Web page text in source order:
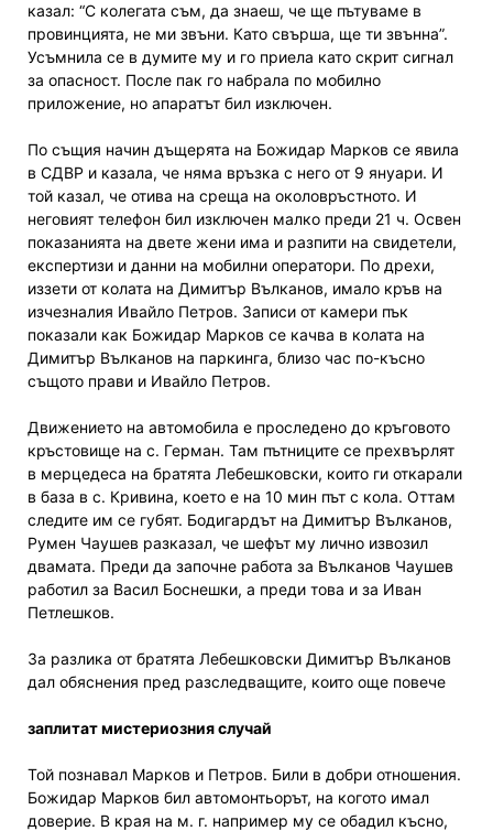
казал: “С колегата съм, да знаеш, че ще пътуваме в
провинцията, не ми звъни. Като свърша, ще ти звънна”.
Усъмнила се в думите му и го приела като скрит сигнал
за опасност. После пак го набрала по мобилно
приложение, но апаратът бил изключен.
По същия начин дъщерята на Божидар Марков се явила
в СДВР и казала, че няма връзка с него от 9 януари. И
той казал, че отива на среща на околовръстното. И
неговият телефон бил изключен малко преди 21 ч. Освен
показанията на двете жени има и разпити на свидетели,
експертизи и данни на мобилни оператори. По дрехи,
иззети от колата на Димитър Вълканов, имало кръв на
изчезналия Ивайло Петров. Записи от камери пък
показали как Божидар Марков се качва в колата на
Димитър Вълканов на паркинга, близо час по-късно
същото прави и Ивайло Петров.
Движението на автомобила е проследено до кръговото
кръстовище на с. Герман. Там пътниците се прехвърлят
в мерцедеса на братята Лебешковски, които ги откарали
в база в с. Кривина, което е на 10 мин път с кола. Оттам
следите им се губят. Бодигардът на Димитър Вълканов,
Румен Чаушев разказал, че шефът му лично извозил
двамата. Преди да започне работа за Вълканов Чаушев
работил за Васил Боснешки, а преди това и за Иван
Петлешков.
За разлика от братята Лебешковски Димитър Вълканов
дал обяснения пред разследващите, които още повече
заплитат мистериозния случай
Той познавал Марков и Петров. Били в добри отношения.
Божидар Марков бил автомонтьорът, на когото имал
доверие. В края на м. г. например му се обадил късно,